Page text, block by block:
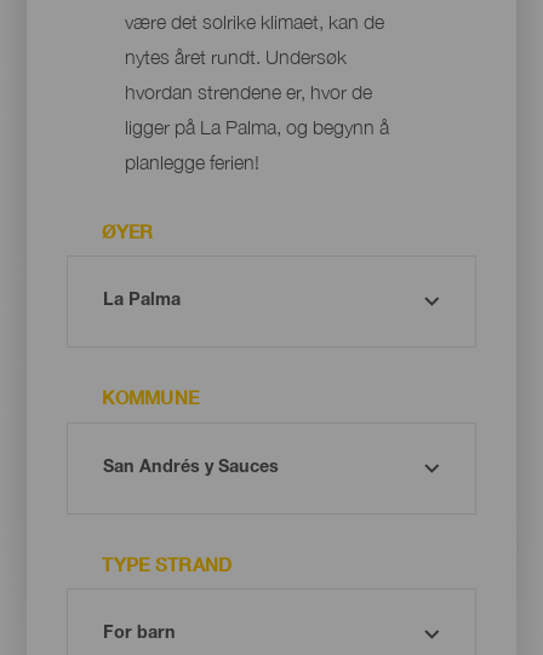
være det solrike klimaet, kan de
nytes året rundt. Undersøk
hvordan strendene er, hvor de
ligger på La Palma, og begynn å
planlegge ferien!
ØYER
KOMMUNE
TYPE STRAND